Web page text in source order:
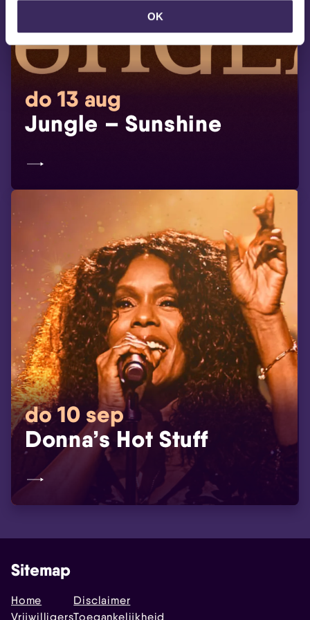
OK
do 13 aug
Jungle – Sunshine
do 10 sep
Donna’s Hot Stuff
Sitemap
Home
Vrijwilligers
Disclaimer
Toegankelijkheid